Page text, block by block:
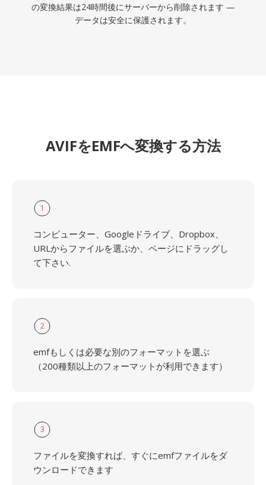
の変換結果は24時間後にサーバーから削除されます —
データは安全に保護されます。
AVIFをEMFへ変換する方法
1
コンピューター、Googleドライブ、Dropbox、
URLからファイルを選ぶか、ページにドラッグし
て下さい.
2
emfもしくは必要な別のフォーマットを選ぶ
（200種類以上のフォーマットが利用できます）
3
ファイルを変換すれば、すぐにemfファイルをダ
ウンロードできます